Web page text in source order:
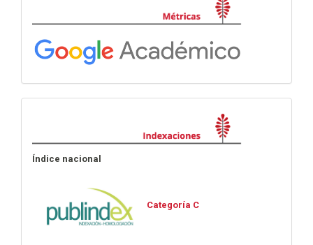
Índice nacional
Categoría C